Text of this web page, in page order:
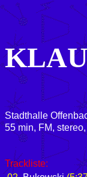
Stadthalle
55 min, FM,
Trackliste: